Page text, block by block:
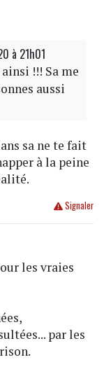
à 21h01
!!! Sa me
aussi
sa ne te fait
à la peine
Signaler
les vraies
par les